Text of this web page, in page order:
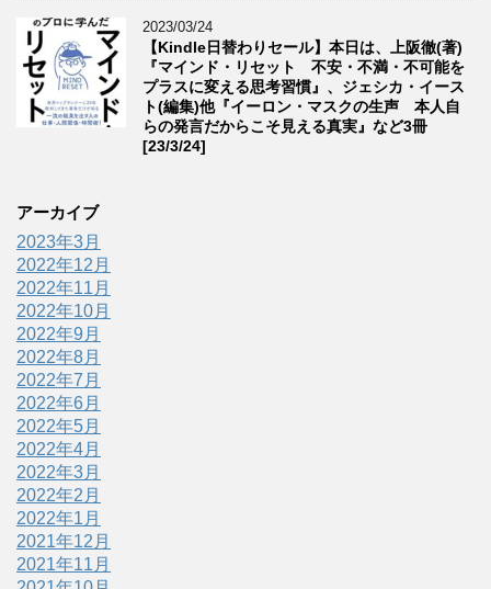
2023/03/24
【Kindle日替わりセール】本日は、上阪徹(著)
『マインド・リセット 不安・不満・不可能を
プラスに変える思考習慣』、ジェシカ・イース
ト(編集)他『イーロン・マスクの生声 本人自
らの発言だからこそ見える真実』など3冊
[23/3/24]
アーカイブ
2023年3月
2022年12月
2022年11月
2022年10月
2022年9月
2022年8月
2022年7月
2022年6月
2022年5月
2022年4月
2022年3月
2022年2月
2022年1月
2021年12月
2021年11月